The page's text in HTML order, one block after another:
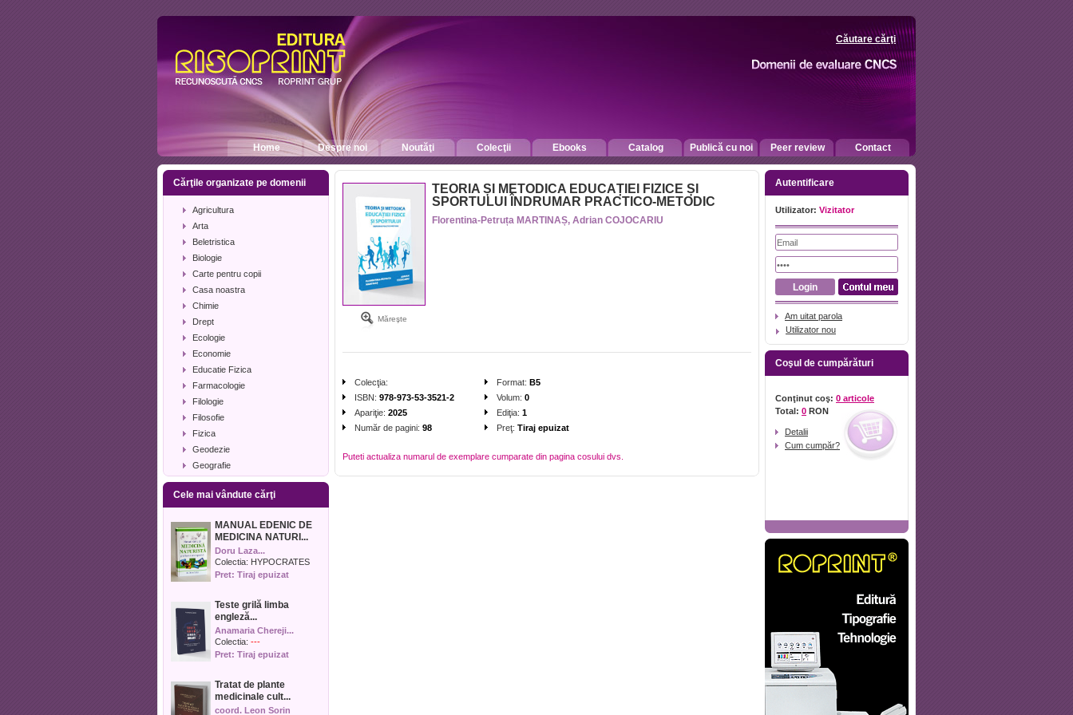
Căutare cărţi
Home Despre noi Noutăţi Colecţii Ebooks Catalog Publică cu noi Peer review Contact
Cărţile organizate pe domenii
Agricultura
Arta
Beletristica
Biologie
Carte pentru copii
Casa noastra
Chimie
Drept
Ecologie
Economie
Educatie Fizica
Farmacologie
Filologie
Filosofie
Fizica
Geodezie
Geografie
Geologie
Industrie alimentara
Istorie
Istorie literara
Lexicologie
Management
Matematica
Media
Medicina umana
Medicina veterinara
Muzica
Pedagogie
Cele mai vândute cărţi
MANUAL EDENIC DE
MEDICINA NATURI...
Doru Laza...
Colectia: HYPOCRATES
Pret: Tiraj epuizat
Teste grilă limba
engleză...
Anamaria Chereji...
Colectia: ---
Pret: Tiraj epuizat
Tratat de plante
medicinale cult...
coord. Leon Sorin
Măreşte
TEORIA ȘI METODICA EDUCAȚIEI FIZICE ȘI
SPORTULUI ÎNDRUMAR PRACTICO-METODIC
Florentina-Petruța MARTINAȘ, Adrian COJOCARIU
Colecţia:
ISBN: 978-973-53-3521-2
Apariţie: 2025
Număr de pagini: 98
Format: B5
Volum: 0
Ediţia: 1
Preţ: Tiraj epuizat
Puteti actualiza numarul de exemplare cumparate din pagina cosului dvs.
Autentificare
Utilizator: Vizitator
Am uitat parola
Utilizator nou
Coşul de cumpărături
Conţinut coş: 0 articole
Total: 0 RON
Detalii
Cum cumpăr?